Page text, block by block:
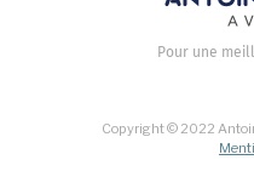
Pour une
Copyright © 2022